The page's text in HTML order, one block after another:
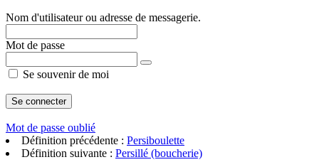
Nom d'utilisateur ou adresse de messagerie.
Mot de passe
Se souvenir de moi
Mot de passe oublié
Définition précédente : Persiboulette
Définition suivante : Persillé (boucherie)